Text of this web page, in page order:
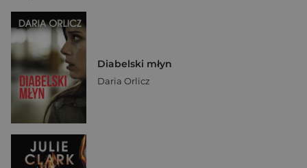
Diabelski młyn
Daria Orlicz